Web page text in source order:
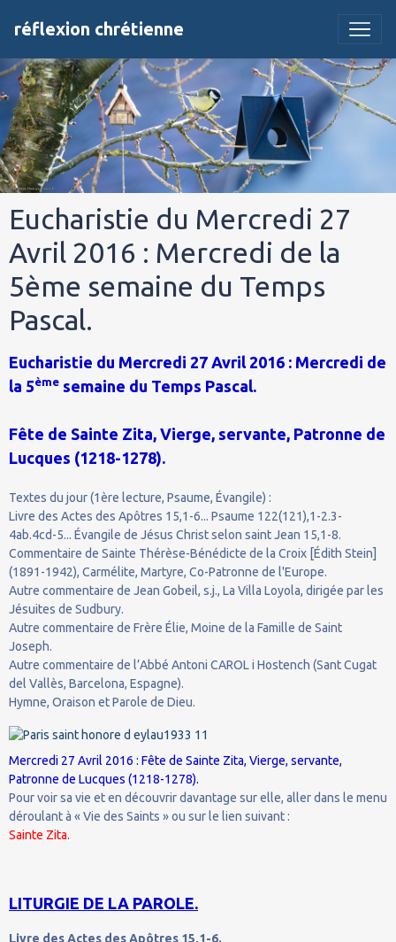
réflexion chrétienne
Eucharistie du Mercredi 27
Avril 2016 : Mercredi de la
5ème semaine du Temps
Pascal.
Eucharistie du Mercredi 27 Avril 2016 : Mercredi de
la 5ème semaine du Temps Pascal.
Fête de Sainte Zita, Vierge, servante, Patronne de
Lucques (1218-1278).
Textes du jour (1ère lecture, Psaume, Évangile) :
Livre des Actes des Apôtres 15,1-6... Psaume 122(121),1-2.3-
4ab.4cd-5... Évangile de Jésus Christ selon saint Jean 15,1-8.
Commentaire de Sainte Thérèse-Bénédicte de la Croix [Édith Stein]
(1891-1942), Carmélite, Martyre, Co-Patronne de l'Europe.
Autre commentaire de Jean Gobeil, s.j., La Villa Loyola, dirigée par les
Jésuites de Sudbury.
Autre commentaire de Frère Élie, Moine de la Famille de Saint
Joseph.
Autre commentaire de l’Abbé Antoni CAROL i Hostench (Sant Cugat
del Vallès, Barcelona, Espagne).
Hymne, Oraison et Parole de Dieu.
Mercredi 27 Avril 2016 : Fête de Sainte Zita, Vierge, servante,
Patronne de Lucques (1218-1278).
Pour voir sa vie et en découvrir davantage sur elle, aller dans le menu
déroulant à « Vie des Saints » ou sur le lien suivant :
Sainte Zita.
LITURGIE DE LA PAROLE.
Livre des Actes des Apôtres 15,1-6.